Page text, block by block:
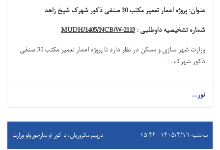
عنوان: پروژه اعمار تعمیر مکتب 30 صنفی ذکور شهرک شیخ زاهد
شماره تشخیصیه داوطلبی : MUDH/1405/NCB/W-2113
وزارت شهر سازی و مسکن در نظر دارد تاپروژه
اعمار تعمیر مکتب 30 صنفی
ذکور شهرک . . .
نور...
سه‌شنبه ۱۴۰۵/۴/۱۶ - ۱۵:۴۴ درېيم مکروریان، د کور او ښارجوړولو وزارت